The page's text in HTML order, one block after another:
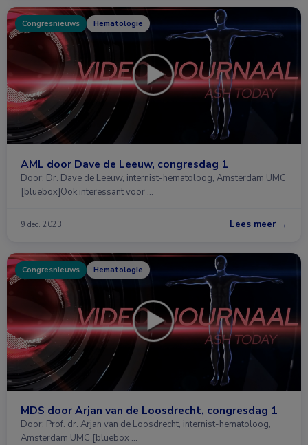
Congresnieuws Hematologie
AML door Dave de Leeuw, congresdag 1
Door: Dr. Dave de Leeuw, internist-hematoloog, Amsterdam UMC
[bluebox]Ook interessant voor …
9 dec. 2023 Lees meer →
Congresnieuws Hematologie
MDS door Arjan van de Loosdrecht, congresdag 1
Door: Prof. dr. Arjan van de Loosdrecht, internist-hematoloog,
Amsterdam UMC [bluebox …